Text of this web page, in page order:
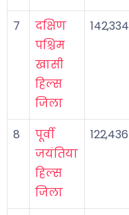
7
दक्षिण
पश्चिम
खासी
हिल्स
जिला
142,334
8
पूर्वी
जयंतिया
हिल्स
जिला
122,436